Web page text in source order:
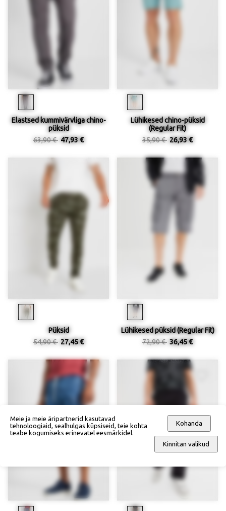
Elastsed kummivärvliga chino-
püksid
63,90 € 47,93 €
Lühikesed chino-püksid
(Regular Fit)
35,90 € 26,93 €
Püksid
54,90 € 27,45 €
Lühikesed püksid (Regular Fit)
72,90 € 36,45 €
Meie ja meie äripartnerid kasutavad
tehnoloogiaid, sealhulgas küpsiseid, teie kohta
teabe kogumiseks erinevatel eesmärkidel.
Kohanda
Kinnitan valikud